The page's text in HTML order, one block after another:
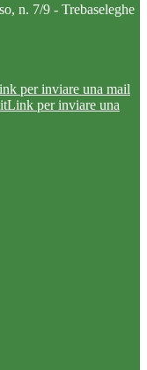
n. 7/9 - Trebaseleghe
per inviare una mail
Link per inviare una